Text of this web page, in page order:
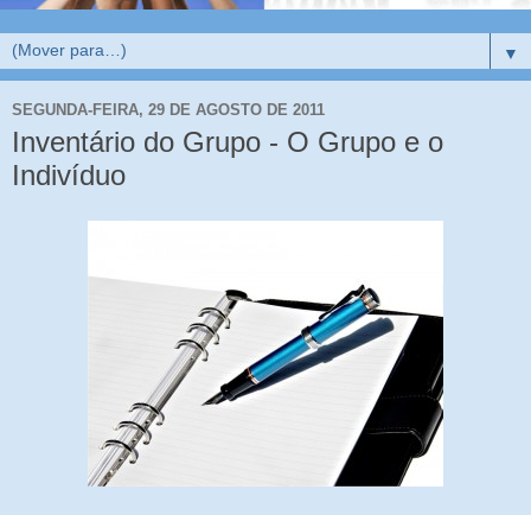
▼
SEGUNDA-FEIRA, 29 DE AGOSTO DE 2011
Inventário do Grupo - O Grupo e o
Indivíduo